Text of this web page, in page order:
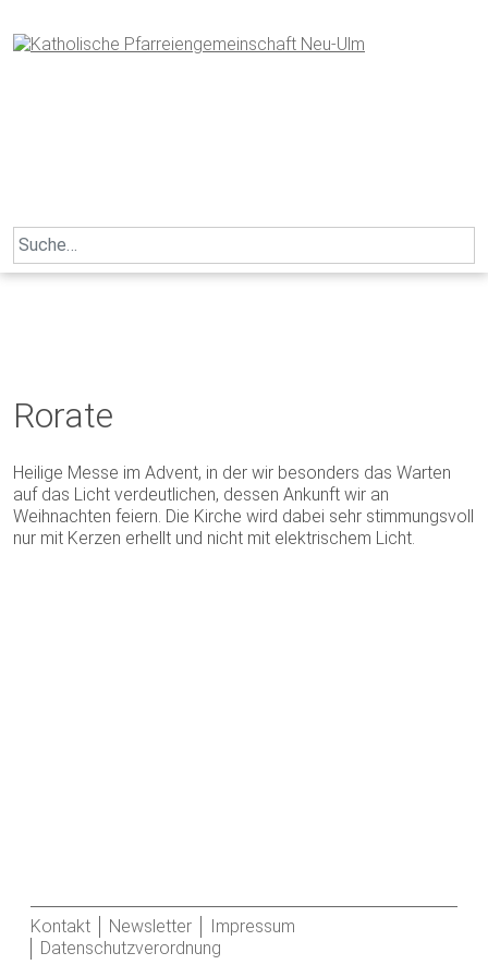
to
content
Search
for:
Rorate
Heilige Messe im Advent, in der wir besonders das Warten
auf das Licht verdeutlichen, dessen Ankunft wir an
Weihnachten feiern. Die Kirche wird dabei sehr stimmungsvoll
nur mit Kerzen erhellt und nicht mit elektrischem Licht.
Kontakt Newsletter
Impressum
Datenschutzverordnung